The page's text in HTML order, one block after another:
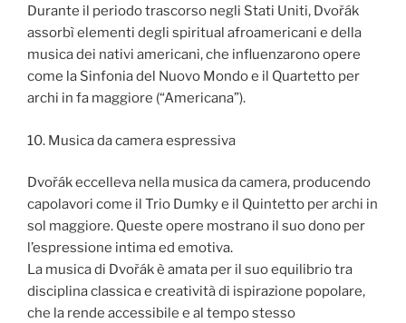
Durante il periodo trascorso negli Stati Uniti, Dvořák
assorbì elementi degli spiritual afroamericani e della
musica dei nativi americani, che influenzarono opere
come la Sinfonia del Nuovo Mondo e il Quartetto per
archi in fa maggiore (“Americana”).
10. Musica da camera espressiva
Dvořák eccelleva nella musica da camera, producendo
capolavori come il Trio Dumky e il Quintetto per archi in
sol maggiore. Queste opere mostrano il suo dono per
l’espressione intima ed emotiva.
La musica di Dvořák è amata per il suo equilibrio tra
disciplina classica e creatività di ispirazione popolare,
che la rende accessibile e al tempo stesso